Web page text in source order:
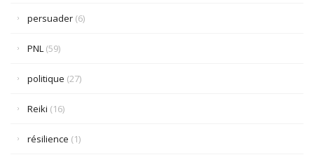
persuader (6)
PNL (59)
politique (27)
Reiki (16)
résilience (1)